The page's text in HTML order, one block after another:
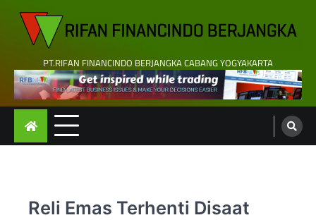
content
PT.RIFAN FINANCINDO BERJANGKA CABANG YOGYAKARTA
Reli Emas Terhenti Disaat